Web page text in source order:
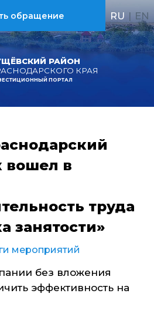
РАЙОН
КРАЯ
ПОРТАЛ
обращение RU | EN
вошел в
труда
занятости»
мероприятий
без вложения
эффективность на